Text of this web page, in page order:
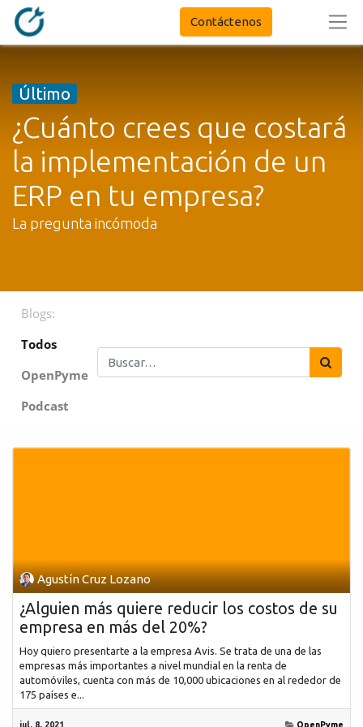
Contáctenos
Último
¿Cuánto crees que costará
la implementación de un
ERP en tu empresa?
La pregunta incómoda
Blogs:
Todos
OpenPyme
Podcast
Agustín Cruz Lozano
¿Alguien más quiere reducir los costos de su
empresa en más del 20%?
Hoy quiero presentarte a la empresa Avis. Se trata de una de las
empresas más importantes a nivel mundial en la renta de
automóviles, cuenta con más de 10,000 ubicaciones en al rededor de
175 países e...
jul. 8, 2021 OpenPyme